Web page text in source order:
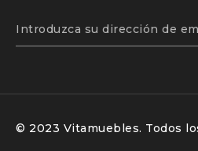
© 2023 Vitamuebles. Todos